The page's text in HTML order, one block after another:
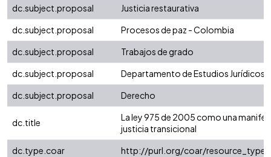
dc.subject.proposal
Justicia restaurativa
dc.subject.proposal
Procesos de paz - Colombia
dc.subject.proposal
Trabajos de grado
dc.subject.proposal
Departamento de Estudios Jurídicos
dc.subject.proposal
Derecho
dc.title
La ley 975 de 2005 como una
justicia transicional
dc.type.coar
http://purl.org/coar/resource_type/